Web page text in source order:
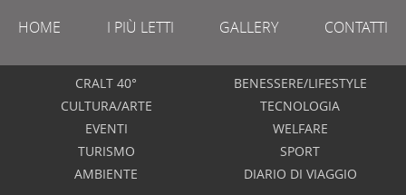
HOME I PIÙ LETTI GALLERY CONTATTI
CRALT 40°
CULTURA/ARTE
EVENTI
TURISMO
AMBIENTE
BENESSERE/LIFESTYLE
TECNOLOGIA
WELFARE
SPORT
DIARIO DI VIAGGIO